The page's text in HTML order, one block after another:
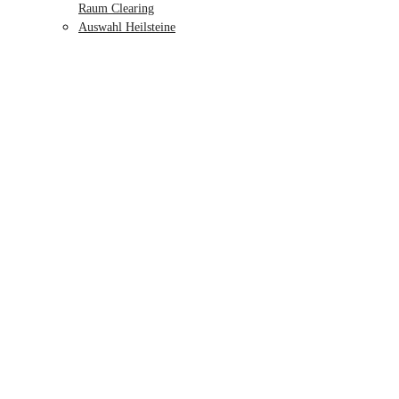
Raum Clearing
Auswahl Heilsteine